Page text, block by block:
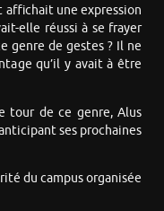
affichait une expression
elle réussi à se frayer
genre de gestes ? Il ne
qu’il y avait à être
tour de ce genre, Alus
ses prochaines
du campus organisée